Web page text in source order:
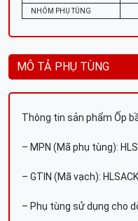
NHÓM PHỤ TÙNG
MÔ TẢ PHỤ TÙNG
Thông tin sản phẩm Ốp
– MPN (Mã phụ tùng):
– GTIN (Mã vạch):
– Phụ tùng sử dụng cho